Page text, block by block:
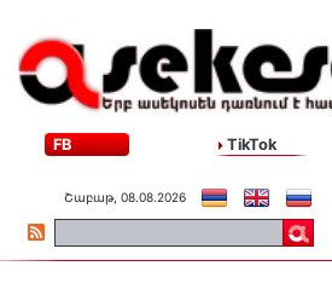
FB TikTok
Շաբաթ, 08.08.2026